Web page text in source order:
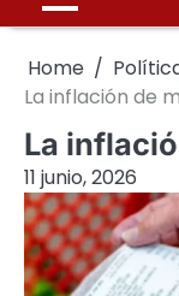
Home
La inflación de
La
11 junio, 2026